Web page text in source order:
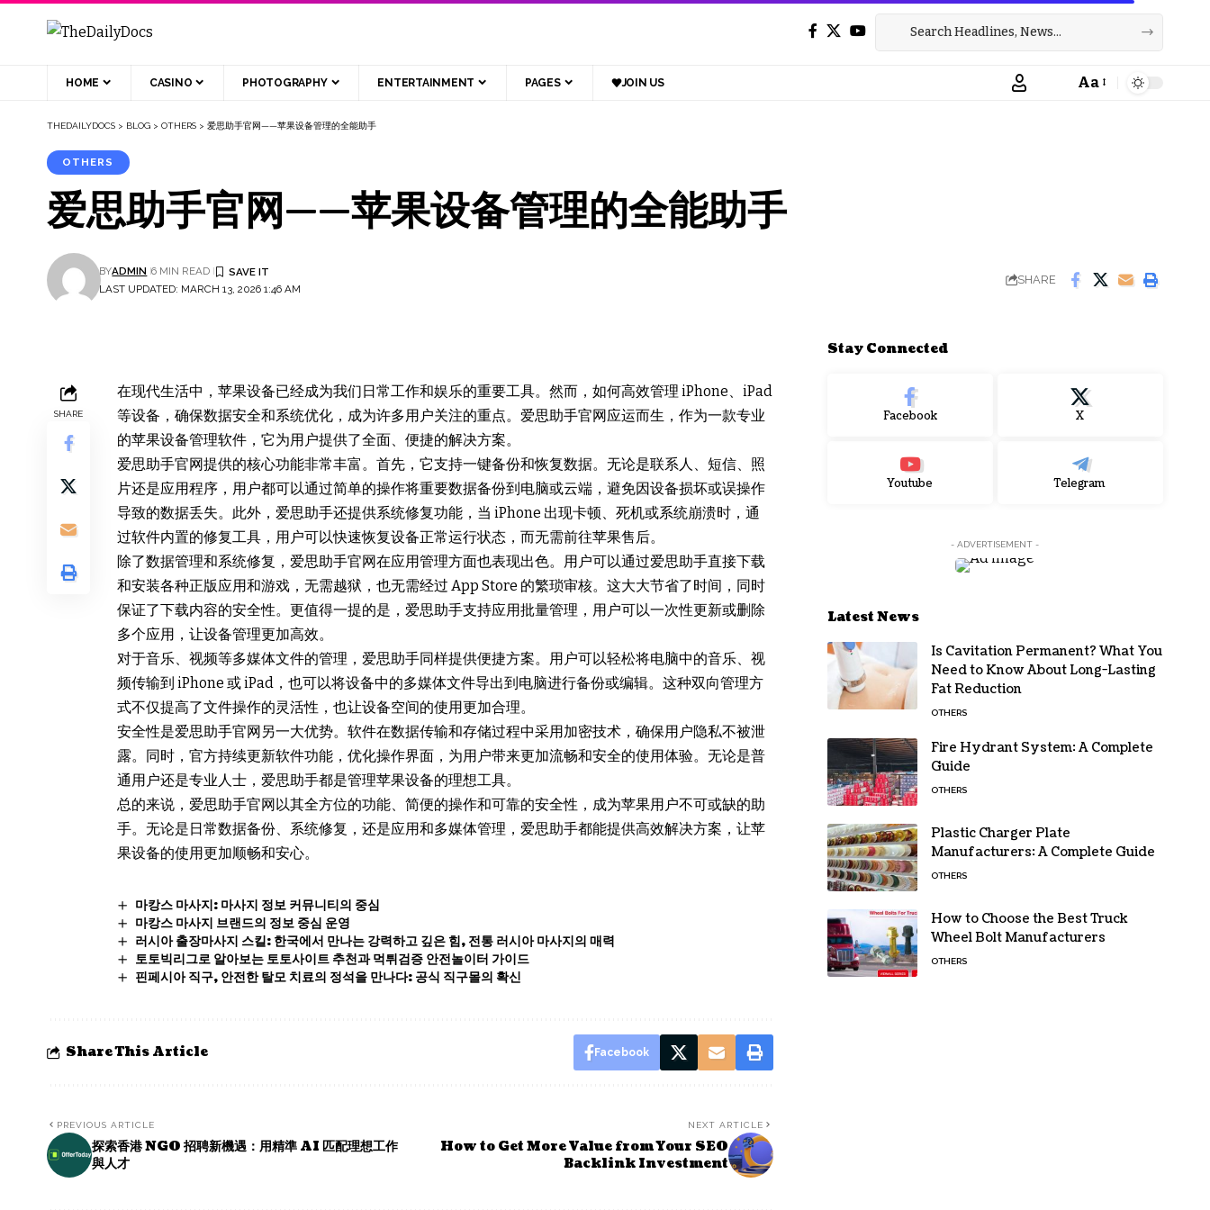
HOME CASINO PHOTOGRAPHY ENTERTAINMENT PAGES JOIN US Aa
THEDAILYDOCS > BLOG > OTHERS > 爱思助手官网——苹果设备管理的全能助手
OTHERS
爱思助手官网——苹果设备管理的全能助手
LAST UPDATED: MARCH 13, 2026 1:46 AM
BYADMIN 6 MIN READ
SHARE
SHARE
在现代生活中，苹果设备已经成为我们日常工作和娱乐的重要工具。然而，如何高效管理 iPhone、iPad
等设备，确保数据安全和系统优化，成为许多用户关注的重点。 爱思助手官网应运而生，作为一款专业
的苹果设备管理软件，它为用户提供了全面、便捷的解决方案。
爱思助手官网提供的核心功能非常丰富。首先，它支持一键备份和恢复数据。无论是联系人、短信、照
片还是应用程序，用户都可以通过简单的操作将重要数据备份到电脑或云端，避免因设备损坏或误操作
导致的数据丢失。此外，爱思助手还提供系统修复功能，当 iPhone 出现卡顿、死机或系统崩溃时，通
过软件内置的修复工具，用户可以快速恢复设备正常运行状态，而无需前往苹果售后。
除了数据管理和系统修复，爱思助手官网在应用管理方面也表现出色。用户可以通过爱思助手直接下载
和安装各种正版应用和游戏，无需越狱，也无需经过 App Store 的繁琐审核。这大大节省了时间，同时
保证了下载内容的安全性。更值得一提的是，爱思助手支持应用批量管理，用户可以一次性更新或删除
多个应用，让设备管理更加高效。
对于音乐、视频等多媒体文件的管理，爱思助手同样提供便捷方案。用户可以轻松将电脑中的音乐、视
频传输到 iPhone 或 iPad，也可以将设备中的多媒体文件导出到电脑进行备份或编辑。这种双向管理方
式不仅提高了文件操作的灵活性，也让设备空间的使用更加合理。
安全性是爱思助手官网另一大优势。软件在数据传输和存储过程中采用加密技术，确保用户隐私不被泄
露。同时，官方持续更新软件功能，优化操作界面，为用户带来更加流畅和安全的使用体验。无论是普
通用户还是专业人士，爱思助手都是管理苹果设备的理想工具。
总的来说，爱思助手官网以其全方位的功能、简便的操作和可靠的安全性，成为苹果用户不可或缺的助
手。无论是日常数据备份、系统修复，还是应用和多媒体管理，爱思助手都能提供高效解决方案，让苹
果设备的使用更加顺畅和安心。
마캉스 마사지: 마사지 정보 커뮤니티의 중심
마캉스 마사지 브랜드의 정보 중심 운영
러시아 출장마사지 스킬: 한국에서 만나는 강력하고 깊은 힘, 전통 러시아 마사지의 매력
토토빅리그로 알아보는 토토사이트 추천과 먹튀검증 안전놀이터 가이드
핀페시아 직구, 안전한 탈모 치료의 정석을 만나다: 공식 직구몰의 확신
Share This Article Facebook
PREVIOUS ARTICLE
探索香港 NGO 招聘新機遇：用精準 AI 匹配理想工作
與人才
NEXT ARTICLE
How to Get More Value from Your SEO
Backlink Investment
Stay Connected
Facebook X
Youtube Telegram
- ADVERTISEMENT -
Latest News
Is Cavitation Permanent? What You
Need to Know About Long-Lasting
Fat Reduction
OTHERS
Fire Hydrant System: A Complete
Guide
OTHERS
Plastic Charger Plate
Manufacturers: A Complete Guide
OTHERS
How to Choose the Best Truck
Wheel Bolt Manufacturers
OTHERS